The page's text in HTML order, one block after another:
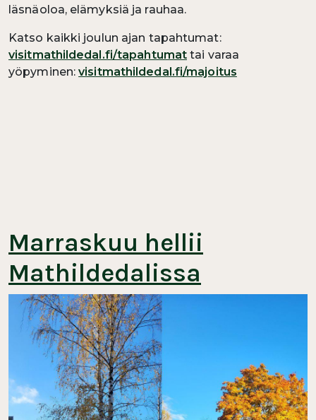
läsnäoloa, elämyksiä ja rauhaa.
Katso kaikki joulun ajan tapahtumat:
visitmathildedal.fi/tapahtumat tai varaa
yöpyminen:visitmathildedal.fi/majoitus
Marraskuu hellii
Mathildedalissa